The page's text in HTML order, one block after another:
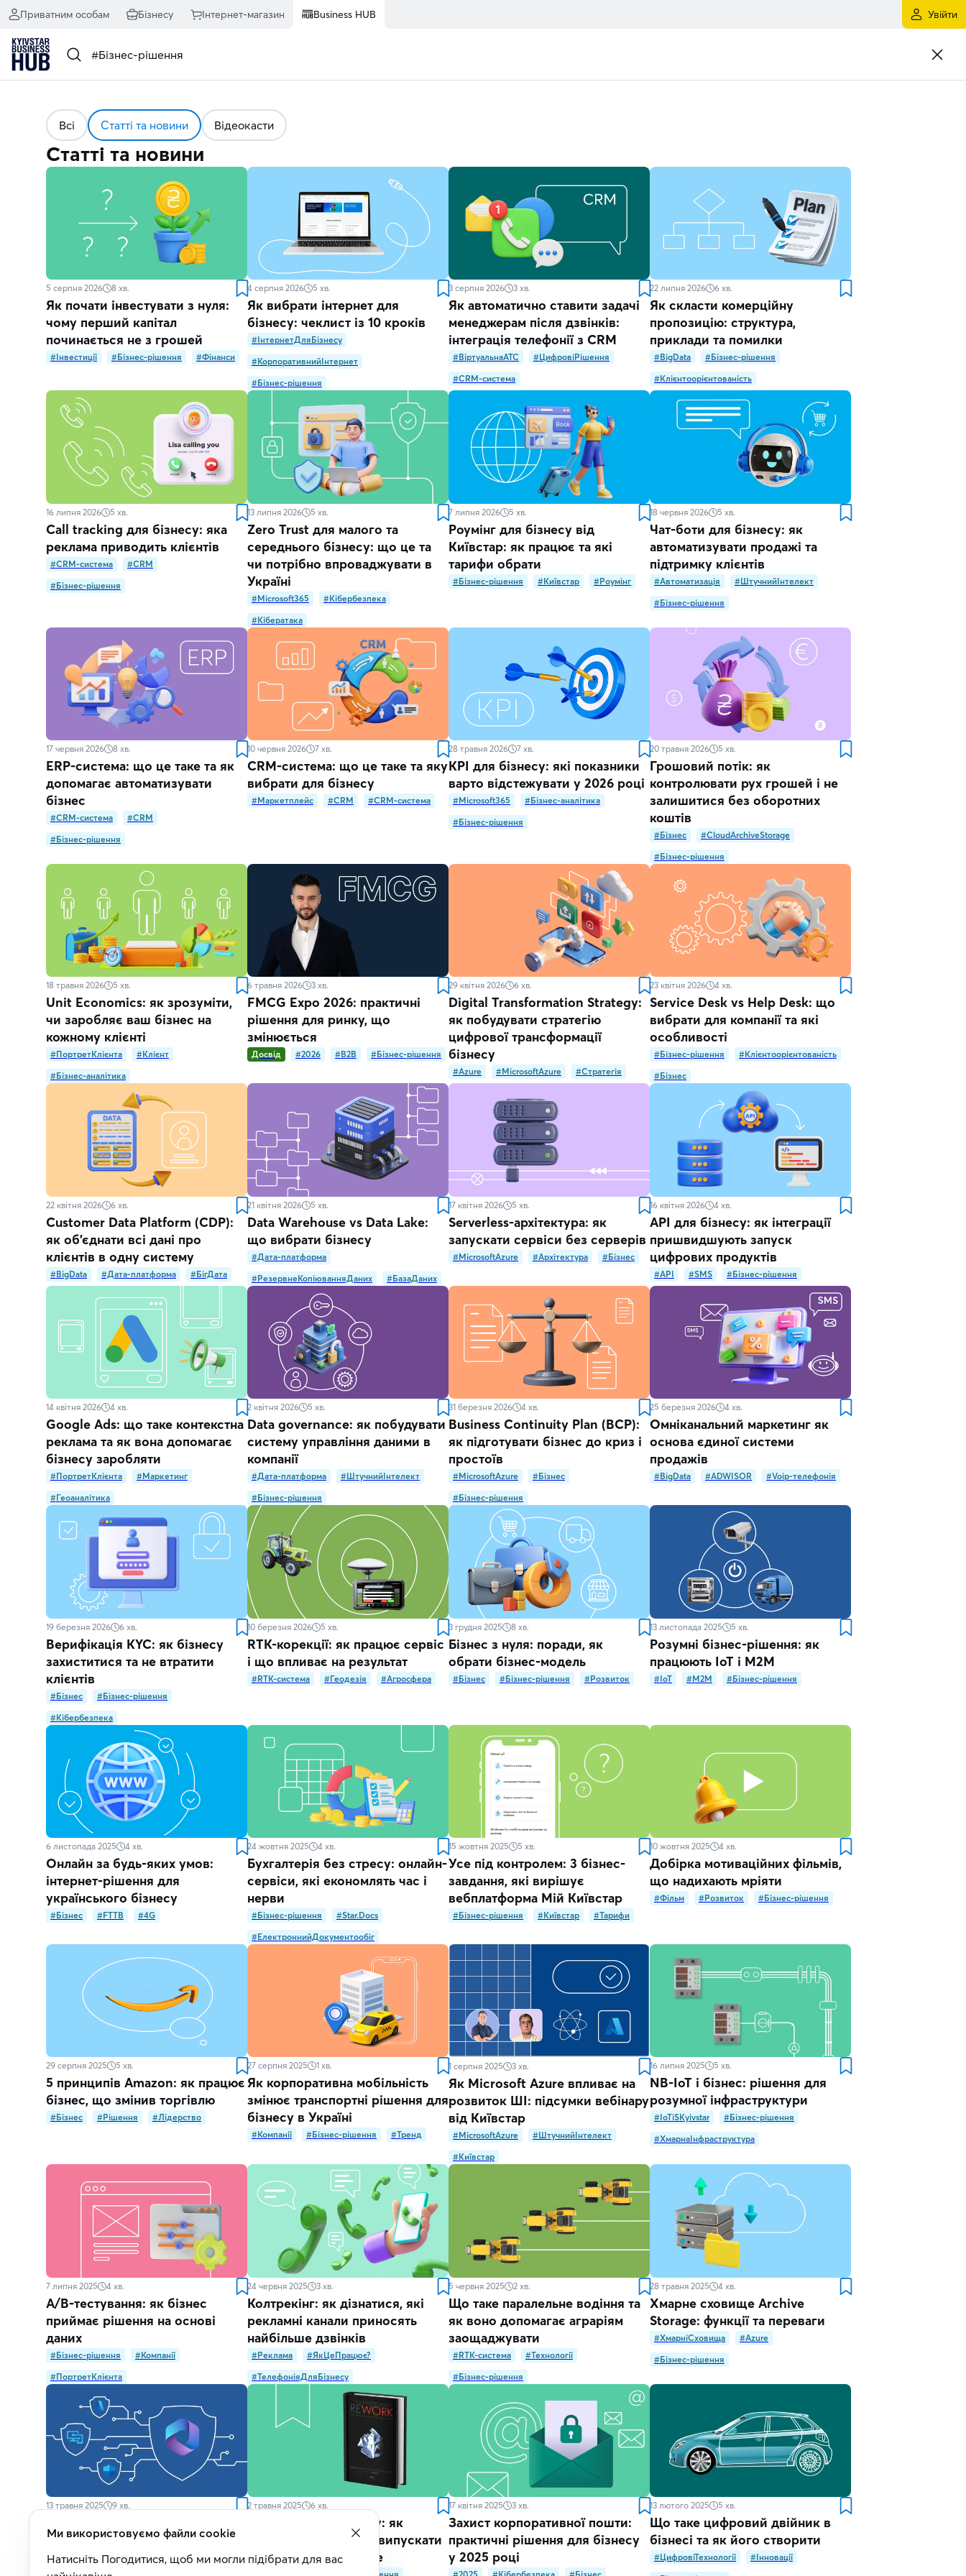
Приватним особам Бізнесу Інтернет-магазин Business HUB Увійти
Всі Статті та новини Відеокасти
Статті та новини
5 серпня 2026 8 хв.
Як почати інвестувати з нуля:
чому перший капітал
починається не з грошей
#Інвестиції #Бізнес-рішення #Фінанси
4 серпня 2026 5 хв.
Як вибрати інтернет для
бізнесу: чеклист із 10 кроків
#ІнтернетДляБізнесу
#КорпоративнийІнтернет
#Бізнес-рішення
3 серпня 2026 3 хв.
Як автоматично ставити задачі
менеджерам після дзвінків:
інтеграція телефонії з CRM
#ВіртуальнаATC
#ЦифровіРішення
#CRM-система
22 липня 2026 6 хв.
Як скласти комерційну
пропозицію: структура,
приклади та помилки
#BigData
#Бізнес-рішення
#Клієнтоорієнтованість
16 липня 2026 5 хв.
Call tracking для бізнесу: яка
реклама приводить клієнтів
#CRM-система
#CRM
#Бізнес-рішення
13 липня 2026 5 хв.
Zero Trust для малого та
середнього бізнесу: що це та
чи потрібно впроваджувати в
Україні
#Microsoft365
#Кібербезпека
#Кібератака
7 липня 2026 5 хв.
Роумінг для бізнесу від
Київстар: як працює та які
тарифи обрати
#Бізнес-рішення #Київстар #Роумінг
18 червня 2026 5 хв.
Чат-боти для бізнесу: як
автоматизувати продажі та
підтримку клієнтів
#Автоматизація
#ШтучнийІнтелект
#Бізнес-рішення
17 червня 2026 8 хв.
ERP-система: що це таке та як
допомагає автоматизувати
бізнес
#CRM-система
#CRM
#Бізнес-рішення
10 червня 2026 7 хв.
CRM-система: що це таке та яку
вибрати для бізнесу
#Маркетплейс #CRM #CRM-система
28 травня 2026 7 хв.
KPI для бізнесу: які показники
варто відстежувати у 2026 році
#Microsoft365
#Бізнес-аналітика
#Бізнес-рішення
20 травня 2026 5 хв.
Грошовий потік: як
контролювати рух грошей і не
залишитися без оборотних
коштів
#Бізнес
#CloudArchiveStorage
#Бізнес-рішення
18 травня 2026 5 хв.
Unit Economics: як зрозуміти,
чи заробляє ваш бізнес на
кожному клієнті
#ПортретКлієнта
#Клієнт
#Бізнес-аналітика
6 травня 2026 3 хв.
FMCG Expo 2026: практичні
рішення для ринку, що
змінюється
Досвід #2026 #B2B #Бізнес-рішення
29 квітня 2026 6 хв.
Digital Transformation Strategy:
як побудувати стратегію
цифрової трансформації
бізнесу
#Azure #MicrosoftAzure #Стратегія
23 квітня 2026 4 хв.
Service Desk vs Help Desk: що
вибрати для компанії та які
особливості
#Бізнес-рішення
#Клієнтоорієнтованість
#Бізнес
22 квітня 2026 6 хв.
Customer Data Platform (CDP):
як об’єднати всі дані про
клієнтів в одну систему
#BigData #Дата-платформа #БігДата
21 квітня 2026 5 хв.
Data Warehouse vs Data Lake:
що вибрати бізнесу
#Дата-платформа
#РезервнеКопіюванняДаних
#БазаДаних
17 квітня 2026 5 хв.
Serverless-архітектура: як
запускати сервіси без серверів
#MicrosoftAzure #Архітектура #Бізнес
16 квітня 2026 4 хв.
API для бізнесу: як інтеграції
пришвидшують запуск
цифрових продуктів
#API #SMS #Бізнес-рішення
14 квітня 2026 4 хв.
Google Ads: що таке контекстна
реклама та як вона допомагає
бізнесу заробляти
#ПортретКлієнта
#Маркетинг
#Геоаналітика
2 квітня 2026 5 хв.
Data governance: як побудувати
систему управління даними в
компанії
#Дата-платформа
#ШтучнийІнтелект
#Бізнес-рішення
31 березня 2026 4 хв.
Business Continuity Plan (BCP):
як підготувати бізнес до криз і
простоїв
#MicrosoftAzure
#Бізнес
#Бізнес-рішення
25 березня 2026 4 хв.
Омніканальний маркетинг як
основа єдиної системи
продажів
#BigData #ADWISOR #Voip-телефонія
19 березня 2026 6 хв.
Верифікація KYC: як бізнесу
захиститися та не втратити
клієнтів
#Бізнес
#Бізнес-рішення
#Кібербезпека
10 березня 2026 5 хв.
RTK-корекції: як працює сервіс
і що впливає на результат
#RTK-система #Геодезія #Агросфера
3 грудня 2025 8 хв.
Бізнес з нуля: поради, як
обрати бізнес-модель
#Бізнес #Бізнес-рішення #Розвиток
13 листопада 2025 5 хв.
Розумні бізнес-рішення: як
працюють IoT і M2M
#IoT #M2M #Бізнес-рішення
6 листопада 2025 4 хв.
Онлайн за будь-яких умов:
інтернет-рішення для
українського бізнесу
#Бізнес #FTTB #4G
24 жовтня 2025 4 хв.
Бухгалтерія без стресу: онлайн-
сервіси, які економлять час і
нерви
#Бізнес-рішення
#Star.Docs
#ЕлектроннийДокументообіг
15 жовтня 2025 5 хв.
Усе під контролем: 3 бізнес-
завдання, які вирішує
вебплатформа Мій Київстар
#Бізнес-рішення #Київстар #Тарифи
10 жовтня 2025 4 хв.
Добірка мотиваційних фільмів,
що надихають мріяти
#Фільм #Розвиток #Бізнес-рішення
29 серпня 2025 5 хв.
5 принципів Amazon: як працює
бізнес, що змінив торгівлю
#Бізнес #Рішення #Лідерство
27 серпня 2025 1 хв.
Як корпоративна мобільність
змінює транспортні рішення для
бізнесу в Україні
#Компанії #Бізнес-рішення #Тренд
1 серпня 2025 3 хв.
Як Microsoft Azure впливає на
розвиток ШІ: підсумки вебінару
від Київстар
#MicrosoftAzure
#ШтучнийІнтелект
#Київстар
16 липня 2025 5 хв.
NB-IoT і бізнес: рішення для
розумної інфраструктури
#IoTiSKyivstar
#Бізнес-рішення
#ХмарнаІнфраструктура
7 липня 2025 4 хв.
A/B-тестування: як бізнес
приймає рішення на основі
даних
#Бізнес-рішення
#Компанії
#ПортретКлієнта
24 червня 2025 3 хв.
Колтрекінг: як дізнатися, які
рекламні канали приносять
найбільше дзвінків
#Реклама
#ЯкЦеПрацює?
#ТелефоніяДляБізнесу
5 червня 2025 2 хв.
Що таке паралельне водіння та
як воно допомагає аграріям
заощаджувати
#RTK-система
#Технології
#Бізнес-рішення
28 травня 2025 4 хв.
Хмарне сховище Archive
Storage: функції та переваги
#ХмарніСховища
#Azure
#Бізнес-рішення
13 травня 2025 9 хв.
кіберпросторі з Microsoft 365
#Microsoft365 #Cybersecurity #Захист
2 травня 2025 6 хв.
«Rework» для бізнесу: як
працювати менше та випускати
B2B-рішення швидше
17 квітня 2025 3 хв.
Захист корпоративної пошти:
практичні рішення для бізнесу
у 2025 році
13 лютого 2025 5 хв.
Що таке цифровий двійник в
бізнесі та як його створити
#ЦифровіТехнології
#Інновації
Ми використовуємо файли cookie
Натисніть Погодитися, щоб ми могли підібрати для вас